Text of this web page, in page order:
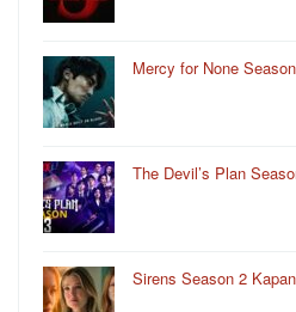
Mercy for None
The Devil’s Plan
Sirens Season 2